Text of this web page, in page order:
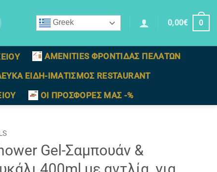
Greek 0,00€ 0
AMENITIES ΦΡΟΝΤΙΔΑΣ ΠΕΛΑΤΩΝ
ΕΙΔΗ-ΙΜΑΤΙΣΜΟΣ RESTAURANT
ΟΙ ΠΡΟΣΦΟΡΕΣ ΜΑΣ -%
Gel-Σαμπουάν &